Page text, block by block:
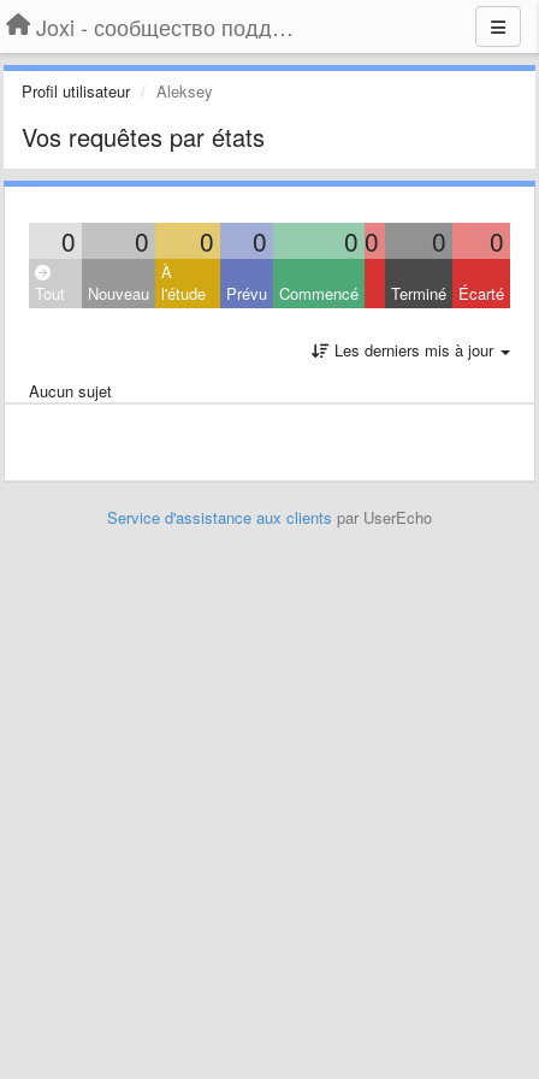
Joxi - сообщество поддержки
Profil utilisateur Aleksey
Vos requêtes par états
0 0 0 0 0 0 0 0
Tout Nouveau
À
l'étude
Prévu Commencé Terminé Écarté
Les derniers mis à jour
Aucun sujet
Service d'assistance aux clients par UserEcho